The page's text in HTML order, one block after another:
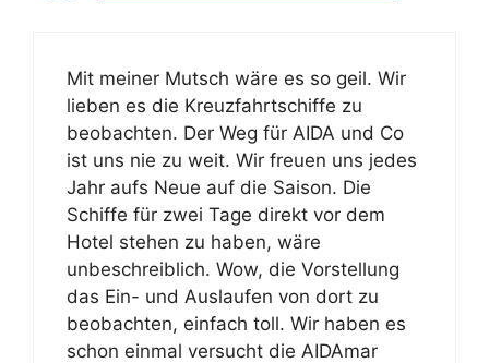
Mit meiner Mutsch wäre es so geil. Wir
lieben es die Kreuzfahrtschiffe zu
beobachten. Der Weg für AIDA und Co
ist uns nie zu weit. Wir freuen uns jedes
Jahr aufs Neue auf die Saison. Die
Schiffe für zwei Tage direkt vor dem
Hotel stehen zu haben, wäre
unbeschreiblich. Wow, die Vorstellung
das Ein- und Auslaufen von dort zu
beobachten, einfach toll. Wir haben es
schon einmal versucht die AIDAmar